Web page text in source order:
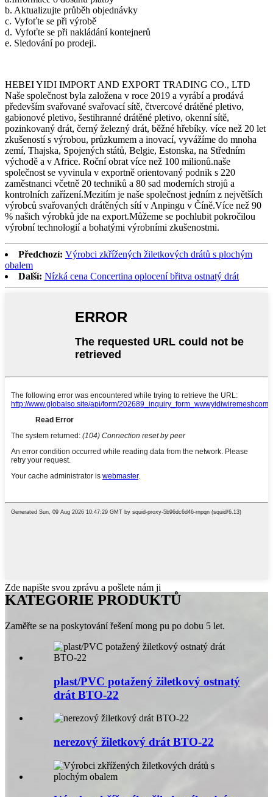
b. Aktualizujte průběh objednávky
c. Vyfoťte se při výrobě
d. Vyfoťte se při nakládání kontejnerů
e. Sledování po prodeji.
HEBEI YIDI IMPORT AND EXPORT TRADING CO., LTD
Naše společnost byla založena v roce 2019 a vyrábí a prodává
především svařované svařovací sítě, čtvercové drátěné pletivo,
gabionové pletivo, šestihranné drátěné pletivo, okenní sítě,
pozinkovaný drát, černý železný drát, běžné hřebíky. více než 20 let
zkušeností s výrobou, průzkumem a inovací, vyvážíme do mnoha
zemí, Thajska, Spojených států, Belgie, Estonska, na Středním
východě a v Africe. Roční obrat více než 100 milionů.naše
společnost se vyvinula v exportně orientovaný podnik s 220
zaměstnanci včetně 20 techniků a 80 sad moderních strojů a
kontrolních zařízení.Mezitím je naše společnost jedním z největších
výrobců svařovaných drátěných sítí v Anpingu v Číně.Více než 90
% našich výrobků jde na export.Můžeme se pochlubit pokročilou
výrobní technologií a bohatými výrobními zkušenostmi.
Předchozí: Výrobci zkřížených žiletkových drátů s plochým
obalem
Další: Nízká cena Concertina oplocení břitva ostnatý drát
Zde napište svou zprávu a pošlete nám ji
KATEGORIE PRODUKTŮ
Zaměřte se na poskytování řešení mong pu po dobu 5 let.
plast/PVC potažený žiletkový ostnatý
drát BTO-22
nerezový žiletkový drát BTO-22